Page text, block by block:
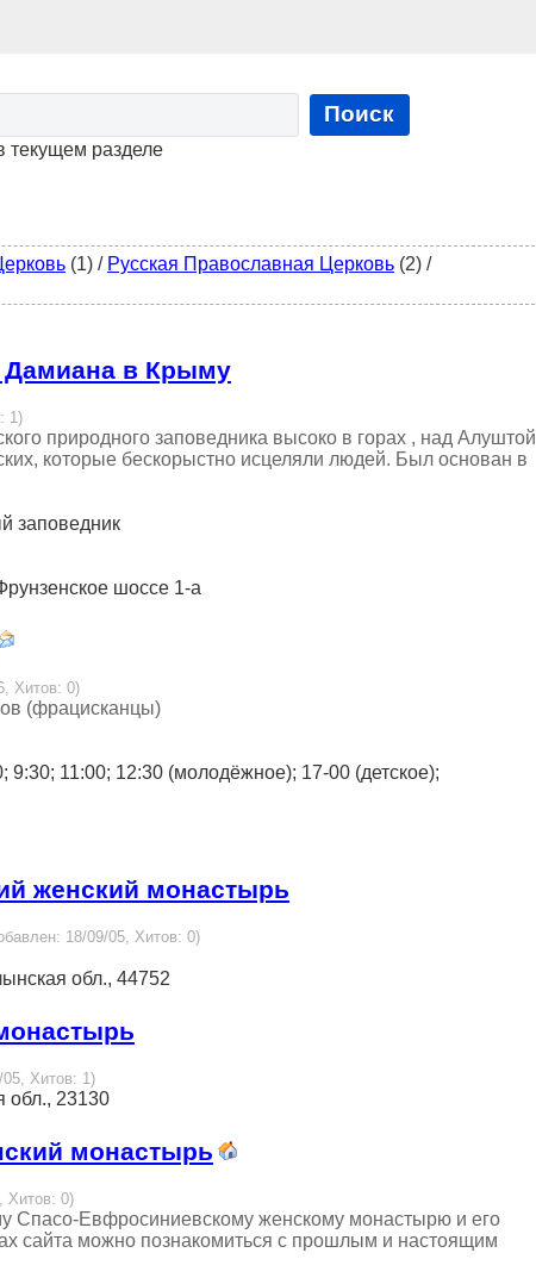
Поиск
текущем разделе
(1) / Русская Православная Церковь (2) /
в Крыму
1)
природного заповедника высоко в горах , над Алуштой
которые бескорыстно исцеляли людей. Был основан в
заповедник
шоссе 1-а
Хитов: 0)
(фрацисканцы)
9:30; 11:00; 12:30 (молодёжное); 17-00 (детское);
женский монастырь
18/09/05, Хитов: 0)
обл., 44752
Хитов: 1)
обл., 23130
монастырь
Хитов: 0)
Спасо-Евфросиниевскому женскому монастырю и его
сайта можно познакомиться c прошлым и настоящим